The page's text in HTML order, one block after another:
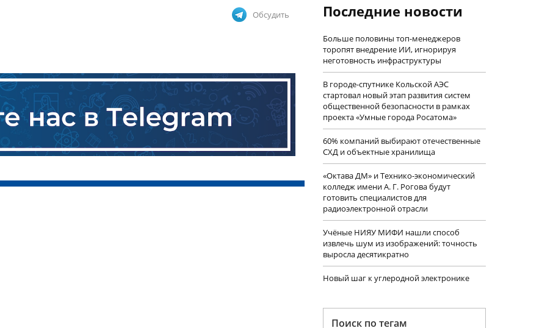
Обсудить Последние новости
Больше половины топ-менеджеров
торопят внедрение ИИ, игнорируя
неготовность инфраструктуры
В городе-спутнике Кольской АЭС
стартовал новый этап развития систем
общественной безопасности в рамках
проекта «Умные города Росатома»
60% компаний выбирают отечественные
СХД и объектные хранилища
«Октава ДМ» и Технико-экономический
колледж имени А. Г. Рогова будут
готовить специалистов для
радиоэлектронной отрасли
Учëные НИЯУ МИФИ нашли способ
извлечь шум из изображений: точность
выросла десятикратно
Новый шаг к углеродной электронике
Поиск по тегам